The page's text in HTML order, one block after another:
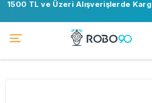
1500 TL ve Üzeri Alışverişlerde